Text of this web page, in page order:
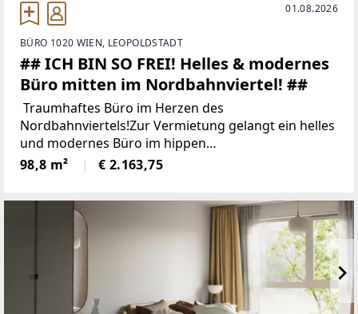
01.08.2026
BÜRO 1020 WIEN, LEOPOLDSTADT
## ICH BIN SO FREI! Helles & modernes
Büro mitten im Nordbahnviertel! ##
Traumhaftes Büro im Herzen des
Nordbahnviertels!Zur Vermietung gelangt ein helles
und modernes Büro im hippen
Stadtentwicklungsgebiet Nordbahnviertel. In bester
Citylage, mitten im Zentrum zwischen Augarten,
98,8 m² € 2.163,75